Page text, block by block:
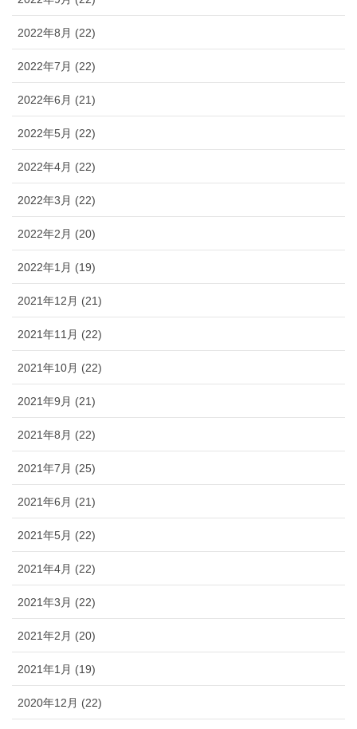
2022年8月 (22)
2022年7月 (22)
2022年6月 (21)
2022年5月 (22)
2022年4月 (22)
2022年3月 (22)
2022年2月 (20)
2022年1月 (19)
2021年12月 (21)
2021年11月 (22)
2021年10月 (22)
2021年9月 (21)
2021年8月 (22)
2021年7月 (25)
2021年6月 (21)
2021年5月 (22)
2021年4月 (22)
2021年3月 (22)
2021年2月 (20)
2021年1月 (19)
2020年12月 (22)